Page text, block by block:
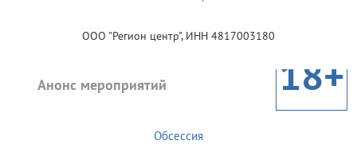
ООО "Регион центр", ИНН 4817003180
Анонс мероприятий 18+
Обсессия